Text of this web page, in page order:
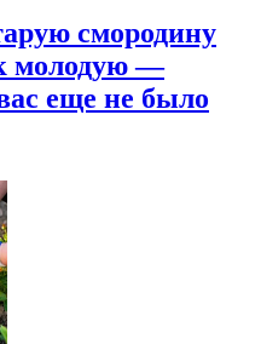
смородину
молодую —
еще не было